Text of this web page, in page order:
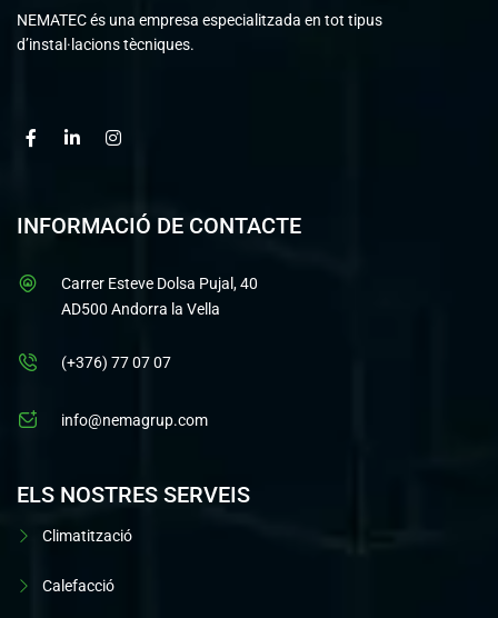
NEMATEC és una empresa especialitzada en tot tipus
d’instal·lacions tècniques.
INFORMACIÓ DE CONTACTE
Carrer Esteve Dolsa Pujal, 40
AD500 Andorra la Vella
(+376) 77 07 07
info@nemagrup.com
ELS NOSTRES SERVEIS
Climatització
Calefacció